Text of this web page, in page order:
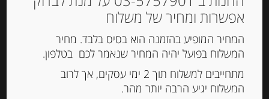
קרקר איטלקי עם מלח הימלאיה 150
גרם DE MORI
אפשרות ומחיר של משלוח
המחיר המופיע בהזמנה הוא בסיס בלבד. מחיר
המשלוח בפועל יהיה המחיר שנאמר לכם בטלפון.
מתחייבים למשלוח תוך 2 ימי עסקים, אך לרוב
המשלוח יגיע הרבה יותר מהר.